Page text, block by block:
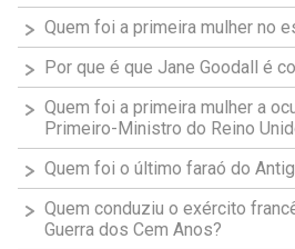
Quem foi a primeira mulher no
Por que é que Jane Goodall é
Quem foi a primeira mulher a
Primeiro-Ministro do Reino
Quem foi o último faraó do
Quem conduziu o exército
Guerra dos Cem Anos?